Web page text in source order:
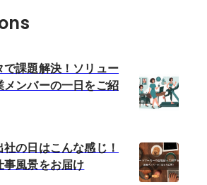
で課題解決！ソリュー
メンバーの一日をご紹
の日はこんな感じ！
事風景をお届け